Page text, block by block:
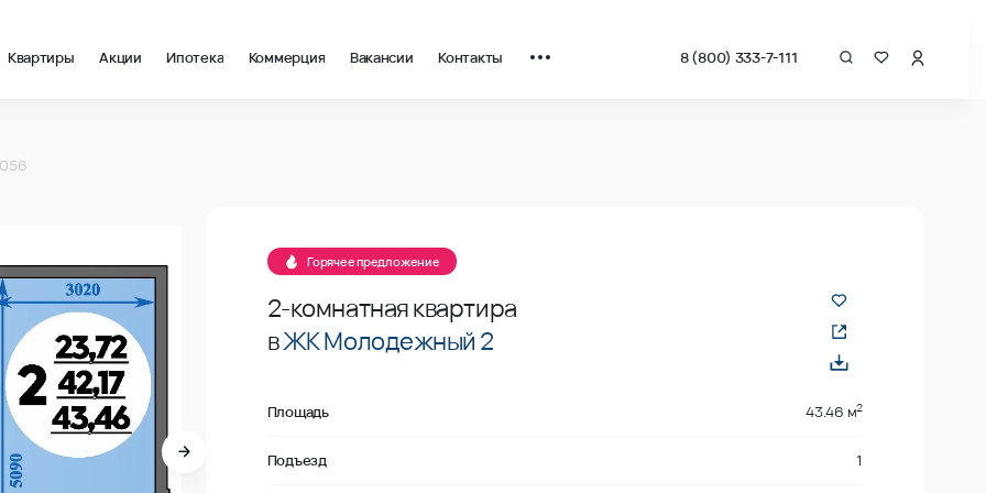
Квартиры Акции Ипотека Коммерция Вакансии Контакты 8 (800) 333-7-111
Горячее предложение
2-комнатная квартира
вЖК Молодежный 2
Площадь 43.46 м2
Подъезд 1